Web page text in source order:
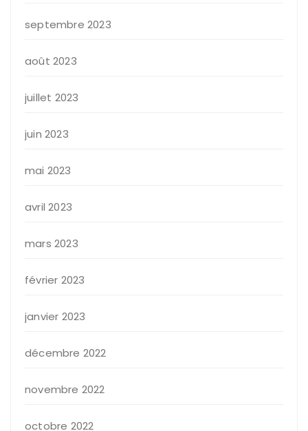
septembre 2023
août 2023
juillet 2023
juin 2023
mai 2023
avril 2023
mars 2023
février 2023
janvier 2023
décembre 2022
novembre 2022
octobre 2022